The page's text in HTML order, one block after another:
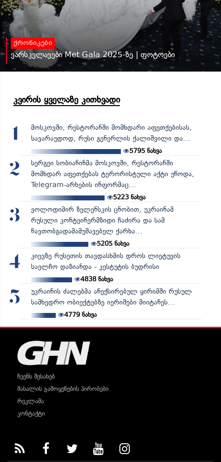
ქრონიკები
ვარსკვლავები Met Gala 2025-ზე | ფოტოები
კვირის ყველაზე კითხვადი
1
მოსკოვში, რესტორანში მომხდარი აფეთქებისას,
სავარაუდოდ, რუსი გენერლის ქალიშვილი და...
5795 ნახვა
2
სერგეი სობიანინმა მოსკოვში, რესტორანში
მომხდარ აფეთქებას ტერორისტული აქტი უწოდა,
Telegram-არხების ინფორმაც...
5223ნახვა
3
ვოლოდიმირ ზელენსკის ცნობით, უკრაინამ
რუსული კონტეინერმზიდი ჩაძირა და სამ
ნავთობგადამამუშავებელ ქარხა...
5205ნახვა
4
კიევზე რუსეთის თავდასხმის დროს ლიეტუვის
საელჩო დაზიანდა - კესტუტის ბუდრისი
4838ნახვა
5
უკრაინის ძალებმა ანექსირებულ ყირიმში რუსულ
სამხედრო ობიექტებზე იერიშები მიიტანეს...
4779ნახვა
ჩვენს შესახებ
მასალის გამოყენების პირობები
რეკლამა
კონტაქტი